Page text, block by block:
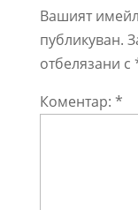
Вашият
публикуван.
отбелязани с
Коментар: *